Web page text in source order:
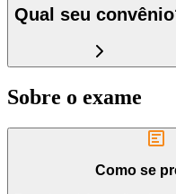
Qual seu
Sobre o exame
Como se